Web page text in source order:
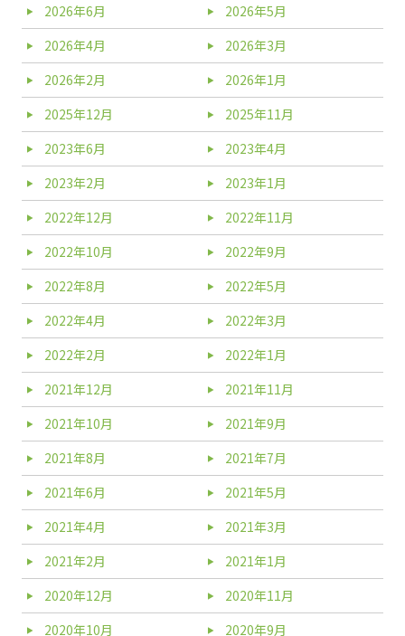
2026年6月
2026年5月
2026年4月
2026年3月
2026年2月
2026年1月
2025年12月
2025年11月
2023年6月
2023年4月
2023年2月
2023年1月
2022年12月
2022年11月
2022年10月
2022年9月
2022年8月
2022年5月
2022年4月
2022年3月
2022年2月
2022年1月
2021年12月
2021年11月
2021年10月
2021年9月
2021年8月
2021年7月
2021年6月
2021年5月
2021年4月
2021年3月
2021年2月
2021年1月
2020年12月
2020年11月
2020年10月
2020年9月